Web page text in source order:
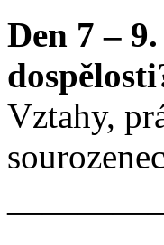
Den 7 –
Vztahy,